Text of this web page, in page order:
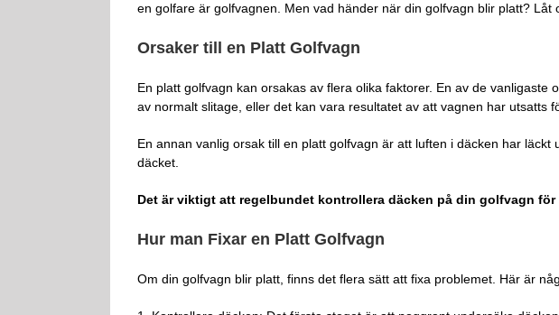
en golfare är golfvagnen. Men vad händer när din golfvagn blir platt?
Orsaker till en Platt Golfvagn
En platt golfvagn kan orsakas av flera olika faktorer. En av de
av normalt slitage, eller det kan vara resultatet av att vagnen har utsatts
En annan vanlig orsak till en platt golfvagn är att luften i däcken har
däcket.
Det är viktigt att regelbundet kontrollera däcken på din golfvagn
Hur man Fixar en Platt Golfvagn
Om din golfvagn blir platt, finns det flera sätt att fixa problemet. Här är